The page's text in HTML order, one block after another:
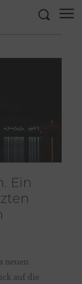
Ein
neuen
auf die